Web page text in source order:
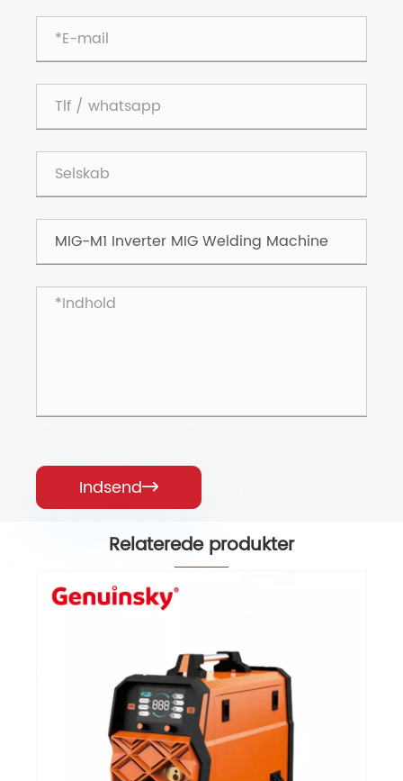
Indsend
Relaterede produkter